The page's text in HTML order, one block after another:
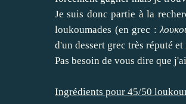
Je suis donc partie à la
loukoumades (en grec :
d'un dessert grec très réputé
Pas besoin de vous dire que
Ingrédients pour 45/50